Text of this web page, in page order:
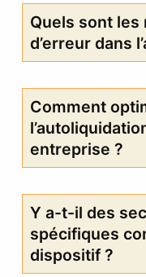
Quels sont les
d’erreur dans
Comment
entreprise ?
Y a-t-il des
spécifiques
dispositif ?